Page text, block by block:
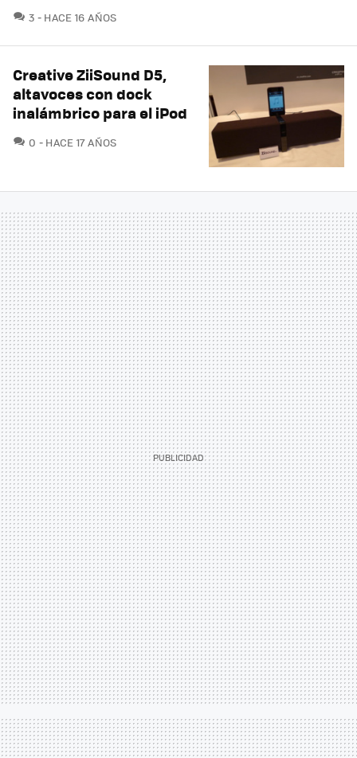
3 COMENTARIOS
HACE 16 AÑOS
Creative ZiiSound D5,
altavoces con dock
inalámbrico para el iPod
0 COMENTARIOS
HACE 17 AÑOS